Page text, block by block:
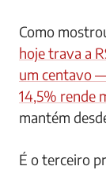
Como
hoje trava a
um centavo
14,5% rende
mantém
É o terceiro